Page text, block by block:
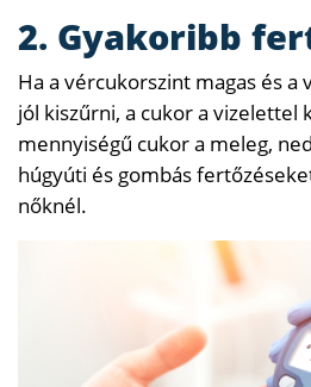
2. Gyakoribb
Ha a vércukorszint magas és a
jól kiszűrni, a cukor a vizelettel
mennyiségű cukor a meleg,
húgyúti és gombás
nőknél.